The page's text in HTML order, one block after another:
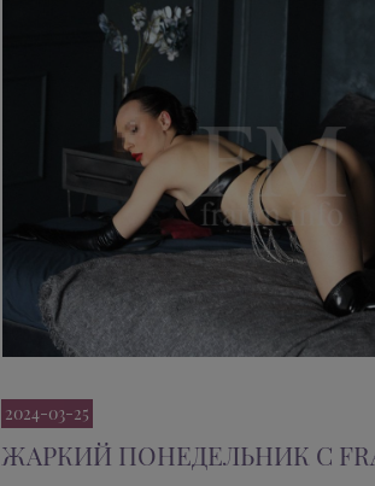
2024-03-25
ЖАРКИЙ ПОНЕДЕЛЬНИК С